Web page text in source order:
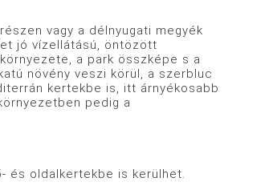
vagy a délnyugati megyék
jó vízellátású, öntözött
a park összképe s a
növény veszi körül, a szerbluc
kertekbe is, itt árnyékosabb
pedig a
oldalkertekbe is kerülhet.